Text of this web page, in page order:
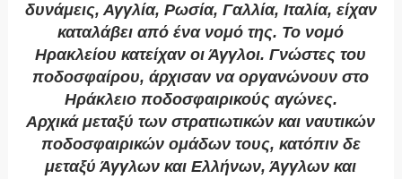
δυνάμεις, Αγγλία, Ρωσία, Γαλλία, Ιταλία, είχαν
καταλάβει από ένα νομό της. Το νομό
Ηρακλείου κατείχαν οι Άγγλοι. Γνώστες του
ποδοσφαίρου, άρχισαν να οργανώνουν στο
Ηράκλειο ποδοσφαιρικούς αγώνες.
Αρχικά μεταξύ των στρατιωτικών και ναυτικών
ποδοσφαιρικών ομάδων τους, κατόπιν δε
μεταξύ Άγγλων και Ελλήνων, Άγγλων και